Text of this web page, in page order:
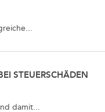
STEUERSCHÄDEN
damit...